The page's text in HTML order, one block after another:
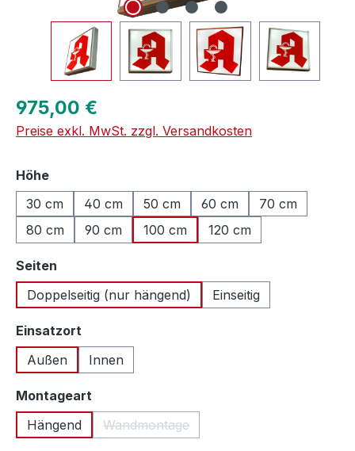
Regulärer Preis:
975,00 €
Preise exkl. MwSt. zzgl. Versandkosten
Höheauswählen
30 cm
40 cm 50 cm 60 cm
70 cm
80 cm
90 cm 100 cm 120 cm
Seiten
Doppelseitig (nur hängend)
Einseitig
Einsatzort
Außen
Innen
Montageart
Hängend
Wandmontage
(Diese Option ist zurzeit nicht